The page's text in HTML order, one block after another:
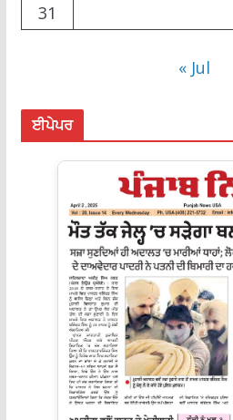
31
« Jul
ਈਪੇਪਰ